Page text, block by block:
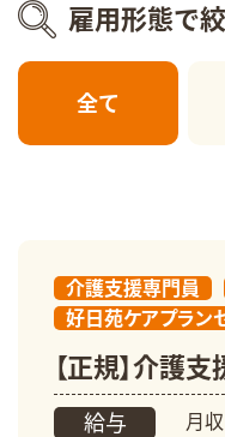
雇用形態で
全て
介護支援専門員
好日苑ケアプラン
【正規】介護
給与 月